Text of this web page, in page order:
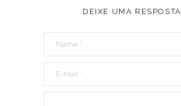
DEIXE UMA RESPOSTA